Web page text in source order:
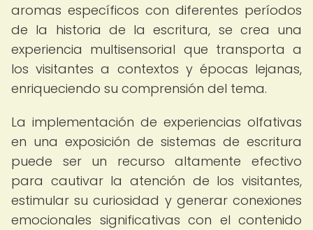
aromas específicos con diferentes períodos
de la historia de la escritura, se crea una
experiencia multisensorial que transporta a
los visitantes a contextos y épocas lejanas,
enriqueciendo su comprensión del tema.
La implementación de experiencias olfativas
en una exposición de sistemas de escritura
puede ser un recurso altamente efectivo
para cautivar la atención de los visitantes,
estimular su curiosidad y generar conexiones
emocionales significativas con el contenido